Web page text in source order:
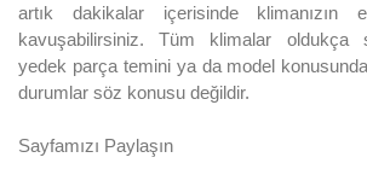
artık dakikalar içerisinde klimanızın
kavuşabilirsiniz. Tüm klimalar oldukça
yedek parça temini ya da model
durumlar söz konusu değildir.
Sayfamızı Paylaşın